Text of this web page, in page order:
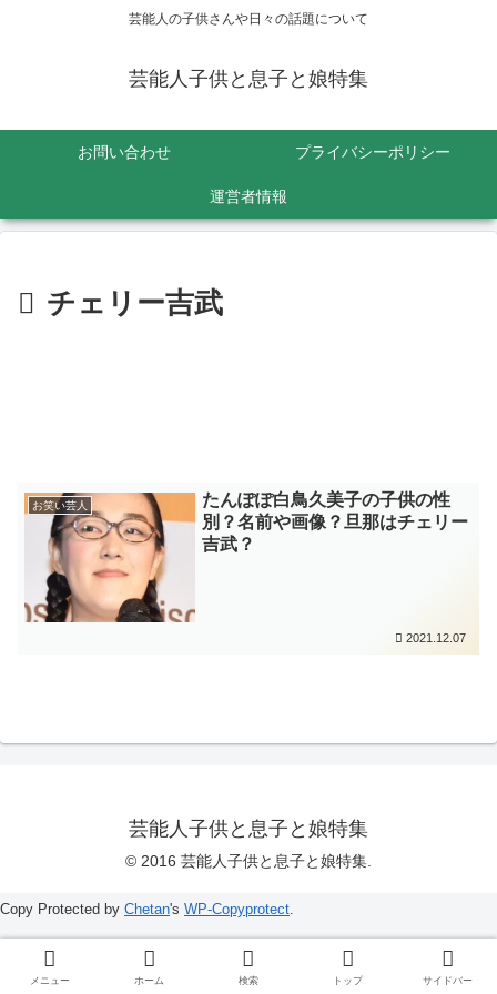
芸能人の子供さんや日々の話題について
芸能人子供と息子と娘特集
お問い合わせ プライバシーポリシー
運営者情報
チェリー吉武
お笑い芸人
たんぽぽ白鳥久美子の子供の性
別？名前や画像？旦那はチェリー
吉武？
2021.12.07
芸能人子供と息子と娘特集
© 2016 芸能人子供と息子と娘特集.
メニュー ホーム 検索 トップ サイドバー
Copy Protected by Chetan's WP-Copyprotect